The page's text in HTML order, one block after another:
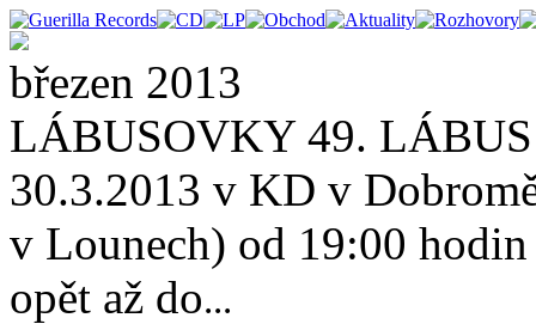
březen 2013
LÁBUSOVKY 49.
30.3.2013 v KD v
v Lounech) od 19:00
opět až do...